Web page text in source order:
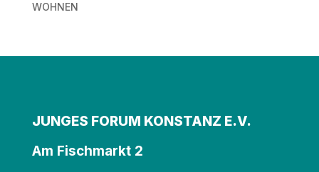
WOHNEN
JUNGES FORUM KONSTANZ E.V.
Am Fischmarkt 2